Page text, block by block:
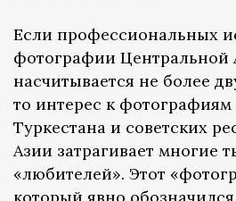
Если профессиональных
фотографии Центральной
насчитывается не более
то интерес к фотографиям
Туркестана и советских
Азии затрагивает многие
«любителей». Этот